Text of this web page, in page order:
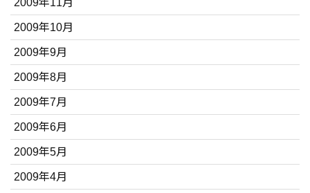
2009年11月
2009年10月
2009年9月
2009年8月
2009年7月
2009年6月
2009年5月
2009年4月